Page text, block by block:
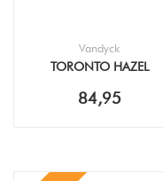
Vandyck
TORONTO HAZEL
84,95